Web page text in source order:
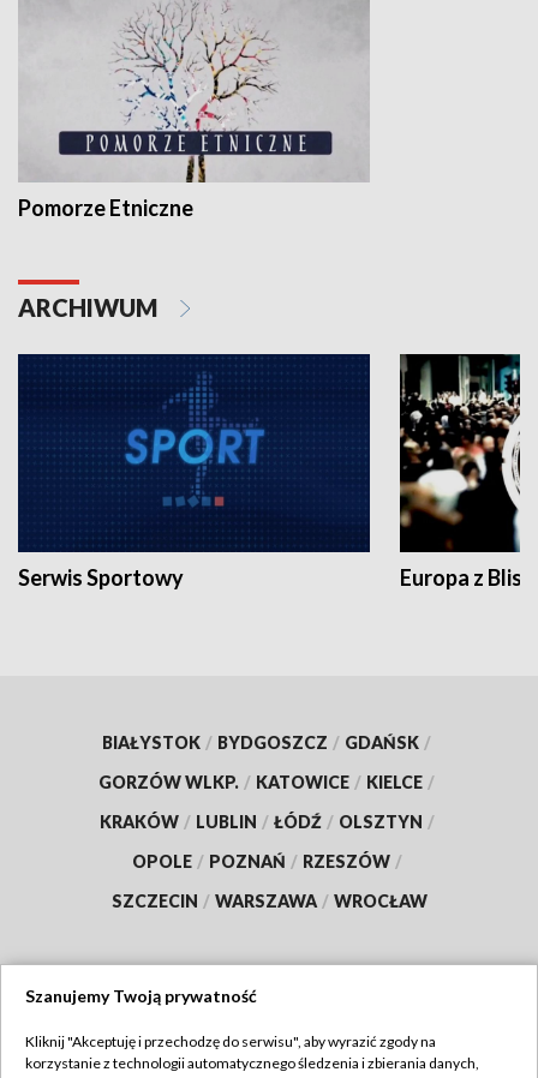
Pomorze Etniczne
ARCHIWUM
Serwis Sportowy Europa z
BIAŁYSTOK / BYDGOSZCZ / GDAŃSK /
GORZÓW WLKP. / KATOWICE / KIELCE /
KRAKÓW / LUBLIN / ŁÓDŹ / OLSZTYN /
OPOLE / POZNAŃ / RZESZÓW /
SZCZECIN / WARSZAWA / WROCŁAW
TVP
Szanujemy Twoją prywatność
Kliknij "Akceptuję i przechodzę do serwisu", aby wyrazić zgody na
korzystanie z technologii automatycznego śledzenia i zbierania danych,